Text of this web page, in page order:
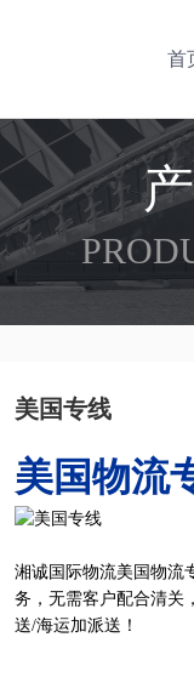
首
美国专线
美国物流
湘诚国际物流美国物流
务，无需客户配合清关
送/海运加派送！